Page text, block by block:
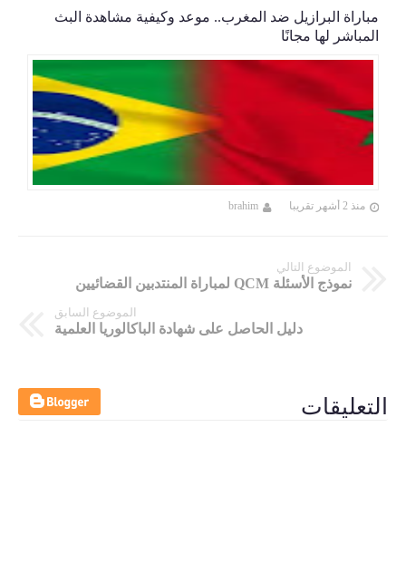
مباراة البرازيل ضد المغرب.. موعد وكيفية مشاهدة البث
المباشر لها مجانًا
منذ 2 أشهر تقريبا brahim
الموضوع التالي
نموذج الأسئلة QCM لمباراة المنتدبين القضائيين
الموضوع السابق
دليل الحاصل على شهادة الباكالوريا العلمية
التعليقات